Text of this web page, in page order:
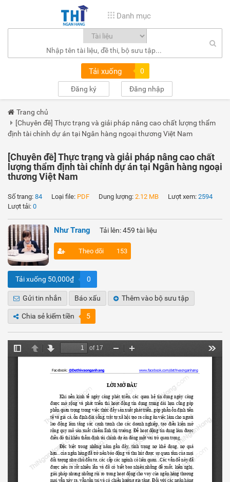
Danh mục
Tải xuống 0
Đăng ký Đăng nhập
Trang chủ
[Chuyên đề] Thực trạng và giải pháp nâng cao chất lượng thẩm
định tài chính dự án tại Ngân hàng ngoại thương Việt Nam
[Chuyên đề] Thực trạng và giải pháp nâng cao chất
lượng thẩm định tài chính dự án tại Ngân hàng ngoại
thương Việt Nam
Số trang: 84 Loại file: PDF Dung lượng: 2.12 MB Lượt xem: 2594
Lượt tải: 0
Như Trang Tải lên: 459 tài liệu
Theo dõi 153
Tải xuống 50,000₫ 0
Gửi tin nhắn Báo xấu Thêm vào bộ sưu tập
Chia sẻ kiếm tiền 5